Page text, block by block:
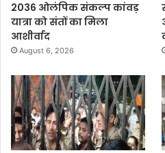
2036 ओलंपिक संकल्प कांवड़
यात्रा को संतों का मिला
आशीर्वाद
August 6, 2026